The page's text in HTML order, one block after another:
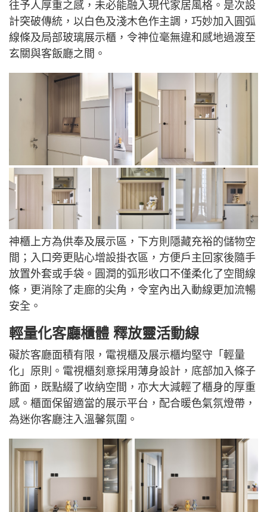
往予人厚重之感，未必能融入現代家居風格。是次設
計突破傳統，以白色及淺木色作主調，巧妙加入圓弧
線條及局部玻璃展示櫃，令神位毫無違和感地過渡至
玄關與客飯廳之間。
神櫃上方為供奉及展示區，下方則隱藏充裕的儲物空
間；入口旁更貼心增設掛衣區，方便戶主回家後隨手
放置外套或手袋。圓潤的弧形收口不僅柔化了空間線
條，更消除了走廊的尖角，令室內出入動線更加流暢
安全。
輕量化客廳櫃體 釋放靈活動線
礙於客廳面積有限，電視櫃及展示櫃均堅守「輕量
化」原則。電視櫃刻意採用薄身設計，底部加入條子
飾面，既點綴了收納空間，亦大大減輕了櫃身的厚重
感。櫃面保留適當的展示平台，配合暖色氣氛燈帶，
為迷你客廳注入溫馨氛圍。